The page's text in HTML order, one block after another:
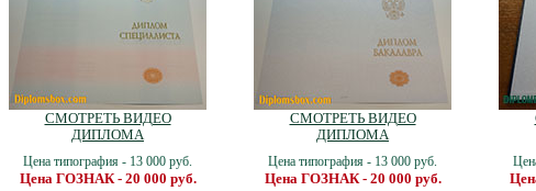
СМОТРЕТЬ ВИДЕО
ДИПЛОМА
Цена типография - 13 000 руб.
Цена ГОЗНАК - 20 000 руб.
СМОТРЕТЬ ВИДЕО
ДИПЛОМА
Цена типография - 13 000 руб.
Цена ГОЗНАК - 20 000 руб.